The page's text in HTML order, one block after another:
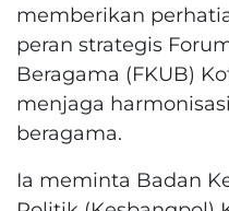
memberikan
peran strategis
Beragama (FKUB)
menjaga
beragama.
Ia meminta Badan